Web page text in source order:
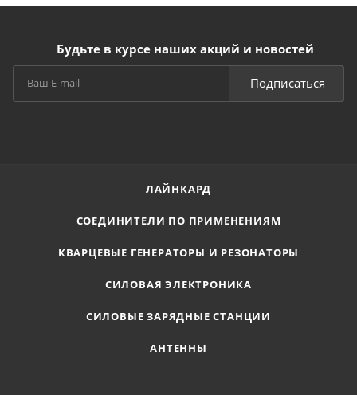
Будьте в курсе наших акций и новостей
Подписаться
ЛАЙНКАРД
СОЕДИНИТЕЛИ ПО ПРИМЕНЕНИЯМ
КВАРЦЕВЫЕ ГЕНЕРАТОРЫ И РЕЗОНАТОРЫ
СИЛОВАЯ ЭЛЕКТРОНИКА
СИЛОВЫЕ ЗАРЯДНЫЕ СТАНЦИИ
АНТЕННЫ